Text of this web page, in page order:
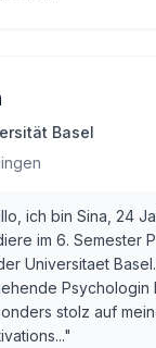
Basel
ich bin Sina, 24
im 6. Semester
Universitaet
Psychologin
stolz auf
"